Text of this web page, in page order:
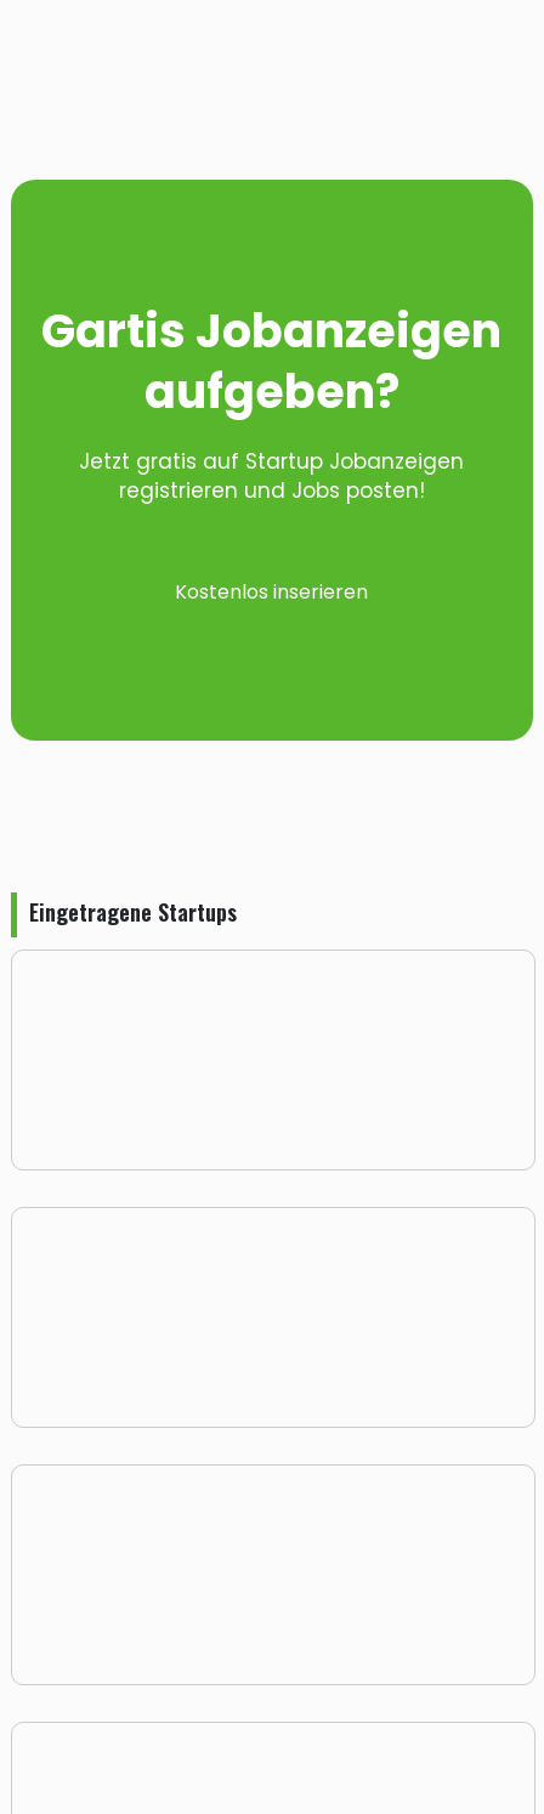
Gartis Jobanzeigen
aufgeben?
Jetzt gratis auf Startup Jobanzeigen
registrieren und Jobs posten!
Kostenlos inserieren
Eingetragene Startups